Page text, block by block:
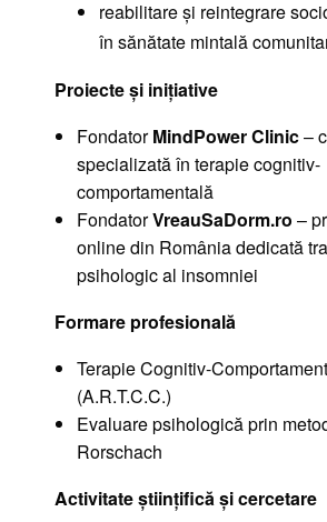
reabilitare și reintegrare
în sănătate mintală
Proiecte și inițiative
FondatorMindPower Clinic–
specializată în terapie cognitiv-
comportamentală
FondatorVreauSaDorm.ro –
online din România dedicată
psihologic al insomniei
Formare profesională
Terapie Cognitiv-
(A.R.T.C.C.)
Evaluare psihologică prin
Rorschach
Activitate științifică și cercetare